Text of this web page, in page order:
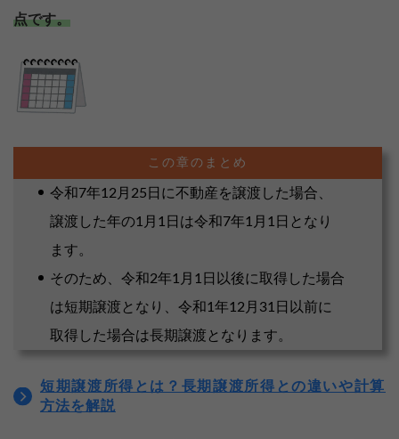
点です。
令和7年12月25日に不動産を譲渡した場合、
譲渡した年の1月1日は令和7年1月1日となり
ます。
そのため、令和2年1月1日以後に取得した場合
は短期譲渡となり、令和1年12月31日以前に
取得した場合は長期譲渡となります。
短期譲渡所得とは？長期譲渡所得との違いや計算
方法を解説